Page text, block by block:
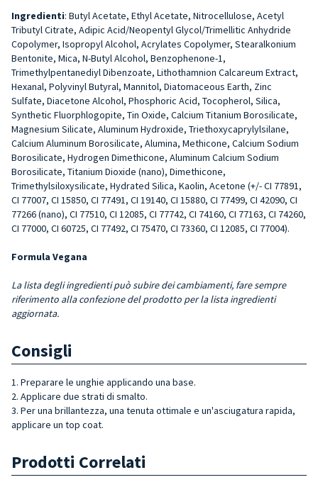
Ingredienti: Butyl Acetate, Ethyl Acetate, Nitrocellulose, Acetyl
Tributyl Citrate, Adipic Acid/Neopentyl Glycol/Trimellitic Anhydride
Copolymer, Isopropyl Alcohol, Acrylates Copolymer, Stearalkonium
Bentonite, Mica, N-Butyl Alcohol, Benzophenone-1,
Trimethylpentanediyl Dibenzoate, Lithothamnion Calcareum Extract,
Hexanal, Polyvinyl Butyral, Mannitol, Diatomaceous Earth, Zinc
Sulfate, Diacetone Alcohol, Phosphoric Acid, Tocopherol, Silica,
Synthetic Fluorphlogopite, Tin Oxide, Calcium Titanium Borosilicate,
Magnesium Silicate, Aluminum Hydroxide, Triethoxycaprylylsilane,
Calcium Aluminum Borosilicate, Alumina, Methicone, Calcium Sodium
Borosilicate, Hydrogen Dimethicone, Aluminum Calcium Sodium
Borosilicate, Titanium Dioxide (nano), Dimethicone,
Trimethylsiloxysilicate, Hydrated Silica, Kaolin, Acetone (+/- CI 77891,
CI 77007, CI 15850, CI 77491, CI 19140, CI 15880, CI 77499, CI 42090, CI
77266 (nano), CI 77510, CI 12085, CI 77742, CI 74160, CI 77163, CI 74260,
CI 77000, CI 60725, CI 77492, CI 75470, CI 73360, CI 12085, CI 77004).
Formula Vegana
La lista degli ingredienti può subire dei cambiamenti, fare sempre
riferimento alla confezione del prodotto per la lista ingredienti
aggiornata.
Consigli
1. Preparare le unghie applicando una base.
2. Applicare due strati di smalto.
3. Per una brillantezza, una tenuta ottimale e un'asciugatura rapida,
applicare un top coat.
Prodotti Correlati